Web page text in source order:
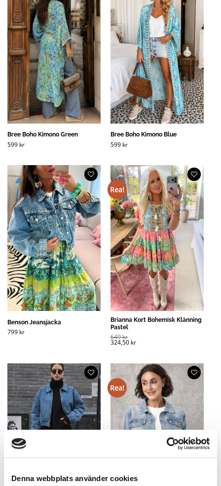
Denna webbplats använder cookies
Bree Boho Kimono Green
599 kr
Bree Boho Kimono Blue
599 kr
Benson Jeansjacka
799 kr
Rea!
Brianna Kort Bohemisk Klänning
Pastel
649kr
324,50 kr
Rea!